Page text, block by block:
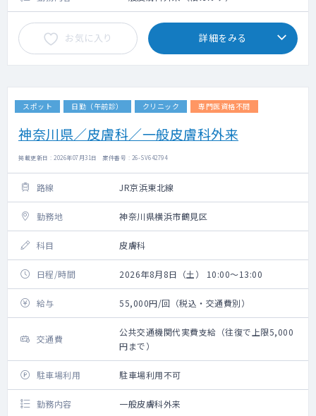
お気に入り 詳細をみる
スポット 日勤（午前診） クリニック 専門医資格不問
神奈川県／皮膚科／一般皮膚科外来
掲載更新日 : 2026年07月31日 案件番号 : 26-SV642794
路線 JR京浜東北線
勤務地 神奈川県横浜市鶴見区
科目 皮膚科
日程/時間 2026年8月8日（土） 10:00～13:00
給与 55,000円/回（税込・交通費別）
交通費
公共交通機関代実費支給（往復で上限5,000
円まで）
駐車場利用 駐車場利用不可
勤務内容 一般皮膚科外来